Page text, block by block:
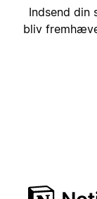
Indsend din
bliv